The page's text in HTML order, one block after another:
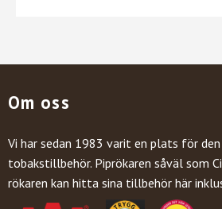
Om oss
Vi har sedan 1983 varit en plats för
tobakstillbehör. Piprökaren såväl som
rökaren kan hitta sina tillbehör här